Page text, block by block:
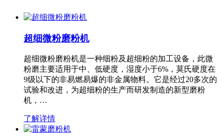
超细微粉磨粉机
超细微粉磨粉机是一种细粉及超细粉的加工设备，此微
粉磨主要适用于中、低硬度，湿度小于6%，莫氏硬度在
9级以下的非易燃易爆的非金属物料。它是经过20多次的
试验和改进，为超细粉的生产而研发制造的新型磨粉
机，…
了解详情